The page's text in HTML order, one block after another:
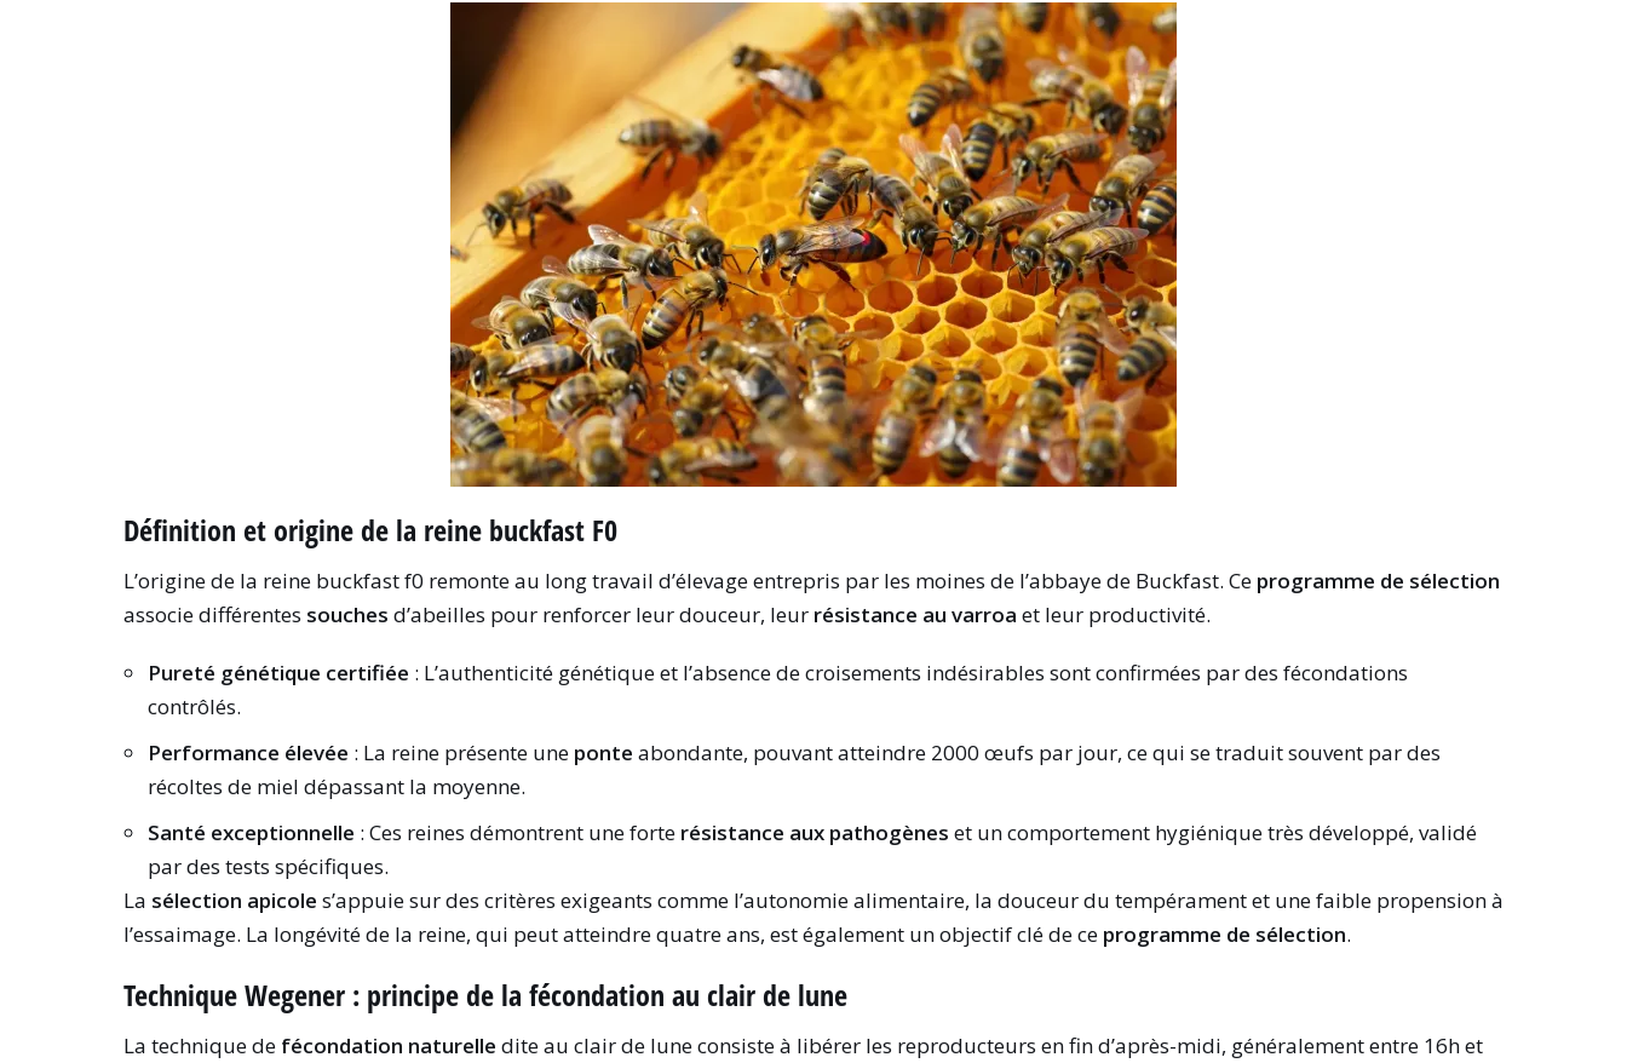
Définition et origine de la reine buckfast F0
L’origine de la reine buckfast f0 remonte au long travail d’élevage entrepris par les moines de l’abbaye de Buckfast. Ce programme de sélection
associe différentes souches d’abeilles pour renforcer leur douceur, leur résistance au varroa et leur productivité.
Pureté génétique certifiée : L’authenticité génétique et l’absence de croisements indésirables sont confirmées par des fécondations
contrôlés.
Performance élevée : La reine présente une ponte abondante, pouvant atteindre 2000 œufs par jour, ce qui se traduit souvent par des
récoltes de miel dépassant la moyenne.
Santé exceptionnelle : Ces reines démontrent une forte résistance aux pathogènes et un comportement hygiénique très développé, validé
par des tests spécifiques.
La sélection apicole s’appuie sur des critères exigeants comme l’autonomie alimentaire, la douceur du tempérament et une faible propension à
l’essaimage. La longévité de la reine, qui peut atteindre quatre ans, est également un objectif clé de ce programme de sélection.
Technique Wegener : principe de la fécondation au clair de lune
La technique de fécondation naturelle dite au clair de lune consiste à libérer les reproducteurs en fin d’après-midi, généralement entre 16h et